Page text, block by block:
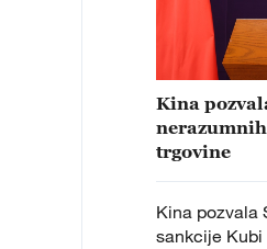
Kina
trgovine
Kina pozvala
sankcije Kubi